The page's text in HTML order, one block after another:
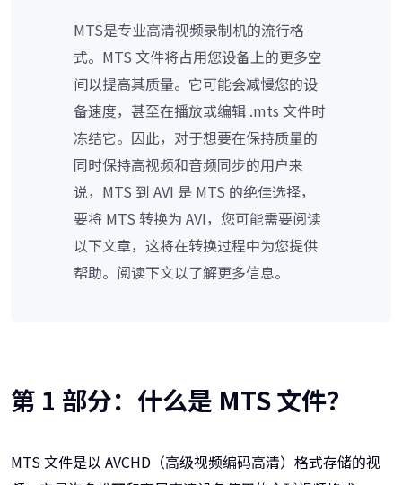
MTS是专业高清视频录制机的流行格
式。MTS 文件将占用您设备上的更多空
间以提高其质量。它可能会减慢您的设
备速度，甚至在播放或编辑 .mts 文件时
冻结它。因此，对于想要在保持质量的
同时保持高视频和音频同步的用户来
说，MTS 到 AVI 是 MTS 的绝佳选择，
要将 MTS 转换为 AVI，您可能需要阅读
以下文章，这将在转换过程中为您提供
帮助。阅读下文以了解更多信息。
第 1 部分：什么是 MTS 文件？
MTS 文件是以 AVCHD（高级视频编码高清）格式存储的视